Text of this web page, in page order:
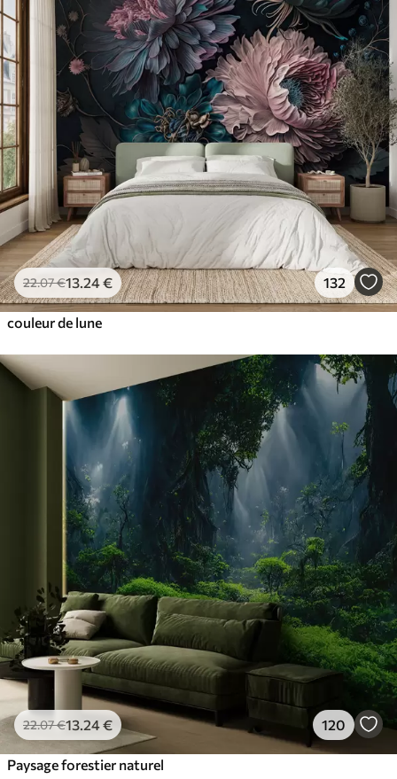
22.07€13 .24€ 132
couleur de lune
22.07€13 .24€ 120
Paysage forestier naturel